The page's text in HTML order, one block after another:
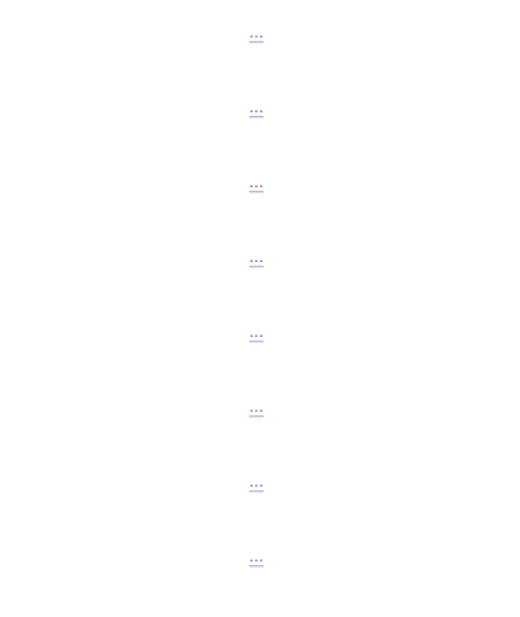
...
...
...
...
...
...
...
...